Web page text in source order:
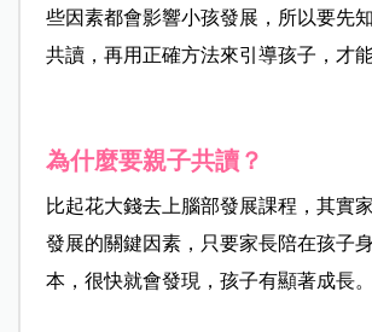
些因素都會影響小孩發展，所以要先
共讀，再用正確方法來引導孩子，才
為什麼要親子共讀？
比起花大錢去上腦部發展課程，其實
發展的關鍵因素，只要家長陪在孩子
本，很快就會發現，孩子有顯著成長。